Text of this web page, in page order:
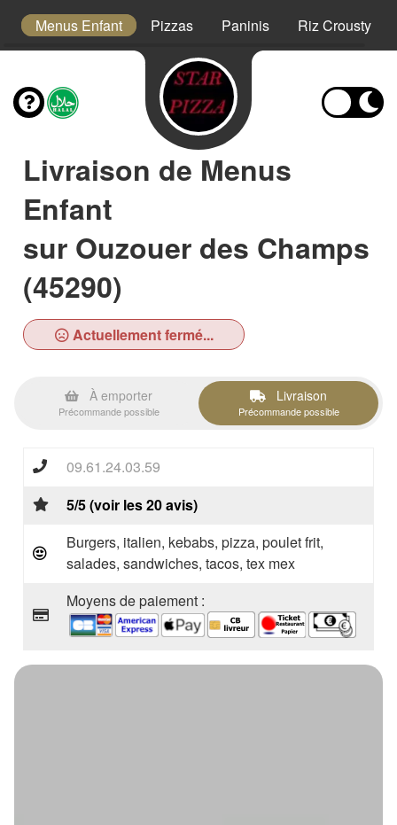
Menus Enfant Pizzas Paninis Riz Crousty
Livraison de Menus
Enfant
sur Ouzouer des Champs
(45290)
Actuellement fermé...
À emporter
Précommande possible
Livraison
Précommande possible
09.61.24.03.59
5/5 (voir les 20 avis)
Burgers, italien, kebabs, pizza, poulet frit,
salades, sandwiches, tacos, tex mex
Moyens de paiement :